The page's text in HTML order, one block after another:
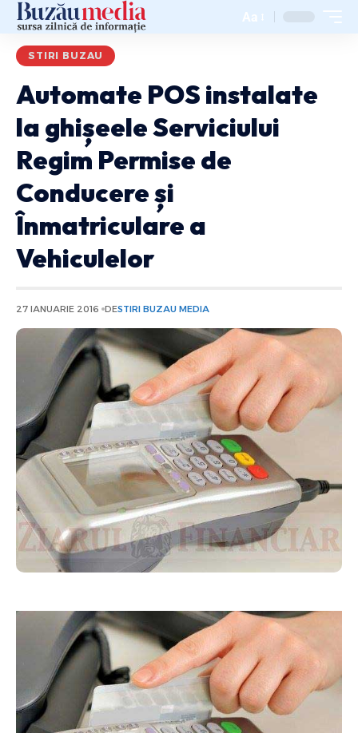
Aa
STIRI BUZAU
Automate POS instalate
la ghișeele Serviciului
Regim Permise de
Conducere și
Înmatriculare a
Vehiculelor
27 IANUARIE 2016 DESTIRI BUZAU MEDIA